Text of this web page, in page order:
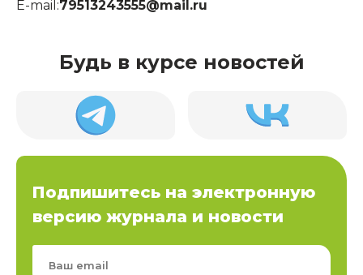
E-mail:79513243555@mail.ru
Будь в курсе новостей
Подпишитесь на электронную
версию журнала и новости